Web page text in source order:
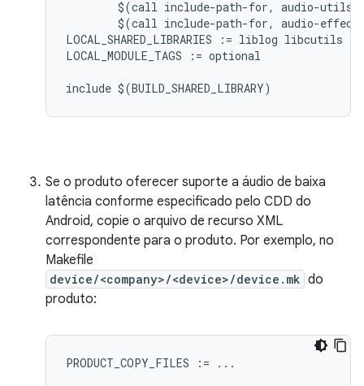
$(call include-path-for, audio-utils)
$(call include-path-for, audio-
LOCAL_SHARED_LIBRARIES := liblog
LOCAL_MODULE_TAGS := optional
Se o produto oferecer suporte a áudio de baixa
latência conforme especificado pelo CDD do
Android, copie o arquivo de recurso XML
correspondente para o produto. Por exemplo, no
Makefile
device/<company>/<device>/device.mk do
produto:
PRODUCT_COPY_FILES := ...